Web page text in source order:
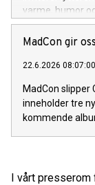
varme, humor
MadCon gir
22.6.2026
MadCon slipper
inneholder tre
kommende
I vårt presserom